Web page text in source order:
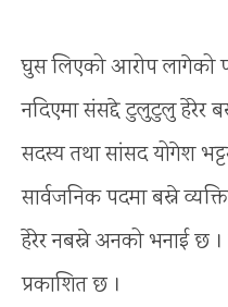
घुस लिएको आरोप लागेको
नदिएमा संसद्दे टुलुटुलु हेरेर
सदस्य तथा सांसद योगेश
सार्वजनिक पदमा बस्ने
हेरेर नबस्ने अनको भनाई छ ।
प्रकाशित छ ।